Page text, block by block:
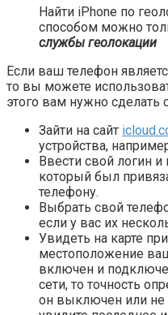
Найти iPhone по
способом можно
службы геолокации
Если ваш телефон
то вы можете
этого вам нужно сделать
Зайти на сайт
устройства,
Ввести свой логин и
который был
телефону.
Выбрать свой
если у вас их
Увидеть на карте
местоположение
включен и
сети, то точность
он выключен или не